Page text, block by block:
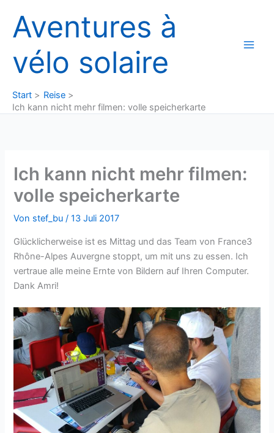
Inhalt
springen
Aventures à
vélo solaire
Start
Reise
Ich kann nicht mehr filmen: volle speicherkarte
Ich kann nicht mehr filmen:
volle speicherkarte
Von stef_bu/13 Juli 2017
Glücklicherweise ist es Mittag und das Team von France3
Rhône-Alpes Auvergne stoppt, um mit uns zu essen. Ich
vertraue alle meine Ernte von Bildern auf Ihren Computer.
Dank Amri!